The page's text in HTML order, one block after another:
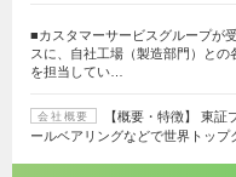
■カスタマーサービスグループが
スに、自社工場（製造部門）と
を担当してい…
会社概要
【概要・特徴】 東
ールベアリングなどで世界トッ